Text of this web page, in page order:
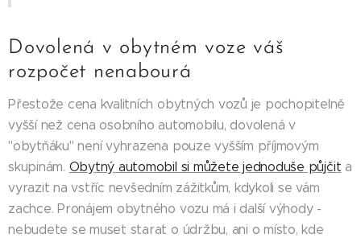
Dovolená v obytném voze váš
rozpočet nenabourá
Přestože cena kvalitních obytných vozů je pochopitelně
vyšší než cena osobního automobilu, dovolená v
"obytňáku" není vyhrazena pouze vyšším příjmovým
skupinám. Obytný automobil si můžete jednoduše půjčit a
vyrazit na vstříc nevšedním zážitkům, kdykoli se vám
zachce. Pronájem obytného vozu má i další výhody -
nebudete se muset starat o údržbu, ani o místo, kde